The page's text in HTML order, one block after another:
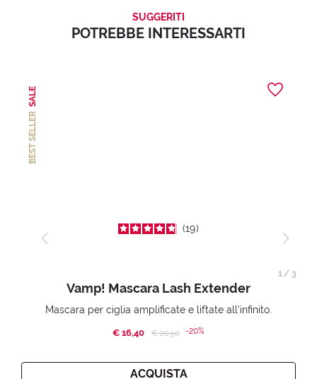
SUGGERITI
POTREBBE INTERESSARTI
BEST SELLER
SALE
19
Vamp! Mascara Lash Extender
Mascara per ciglia amplificate e liftate all’infinito.
€ 16,40 Price reduced from
€ 20,50to-20%
ACQUISTA
1 / 3